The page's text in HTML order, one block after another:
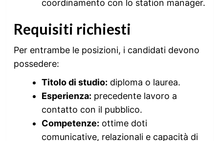
coordinamento con lo station manager.
Requisiti richiesti
Per entrambe le posizioni, i candidati devono
possedere:
Titolo di studio: diploma o laurea.
Esperienza: precedente lavoro a
contatto con il pubblico.
Competenze: ottime doti
comunicative, relazionali e capacità di